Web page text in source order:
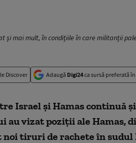
și mai mult, în condițiile în care militanții
Discover Adaugă Digi24ca sursă preferată
Israel și Hamas continuă
vizat poziții ale Hamas,
noi tiruri de rachete în